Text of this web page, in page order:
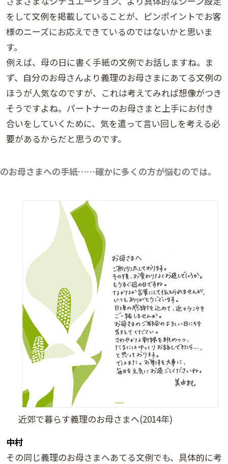
をして文例を掲載していることが、ピンポイントでお客
様のニーズにお応えできているのではないかと思いま
す。
例えば、母の日に書く手紙の文例でお話しますね。ま
ず、自分のお母さんより義理のお母さまにあてる文例の
ほうが人気なのですが、これは考えてみれば想像がつき
そうですよね。パートナーのお母さまと上手にお付き
合いをしていくために、気を遣って言い回しを考える必
要があるからだと思うのです。
お母さまへの手紙……確かに多くの方が悩むのでは。
近郊で暮らす義理のお母さまへ(2014年)
中村
その同じ義理のお母さまへあてる文例でも、具体的に考